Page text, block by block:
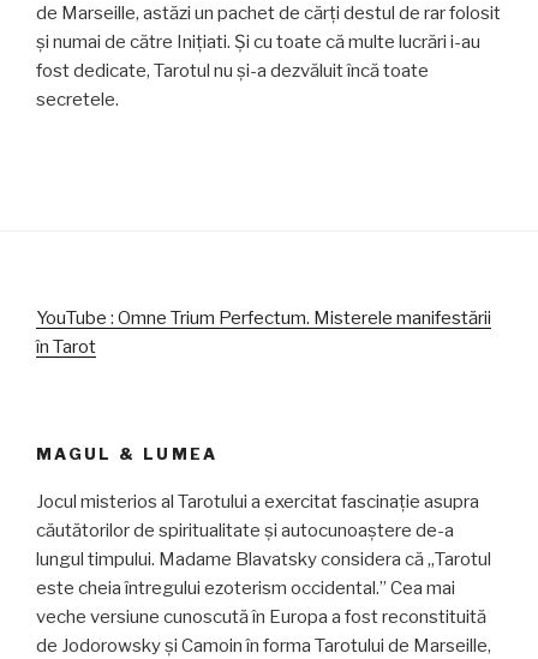
de Marseille, astăzi un pachet de cărți destul de rar folosit
și numai de către Inițiati. Și cu toate că multe lucrări i-au
fost dedicate, Tarotul nu și-a dezvăluit încă toate
secretele.
YouTube : Omne Trium Perfectum. Misterele manifestării
în Tarot
MAGUL & LUMEA
Jocul misterios al Tarotului a exercitat fascinație asupra
căutătorilor de spiritualitate și autocunoaștere de-a
lungul timpului. Madame Blavatsky considera că „Tarotul
este cheia întregului ezoterism occidental.” Cea mai
veche versiune cunoscută în Europa a fost reconstituită
de Jodorowsky și Camoin în forma Tarotului de Marseille,